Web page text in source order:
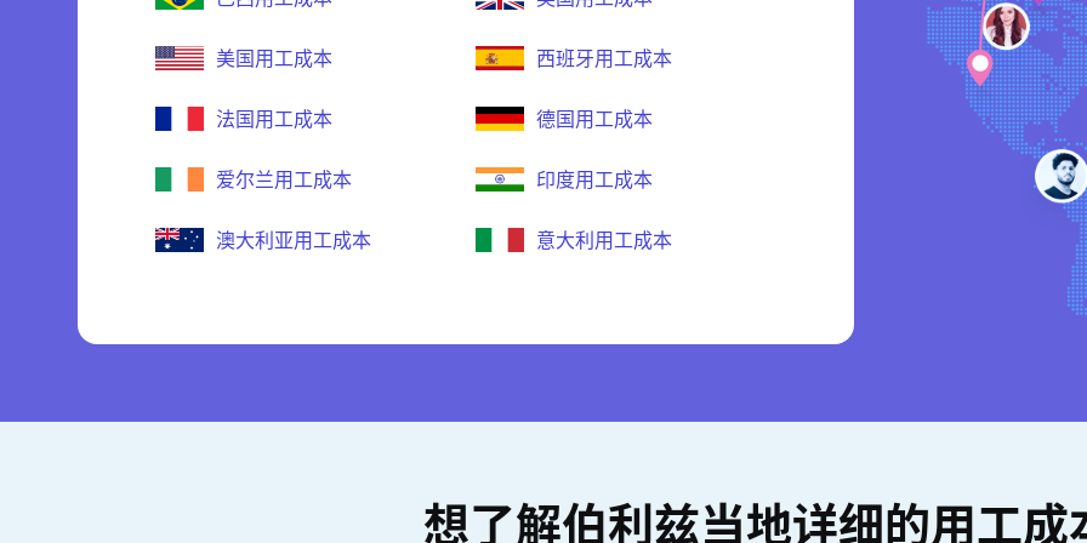
美国用工成本 西班牙用工成本
法国用工成本 德国用工成本
爱尔兰用工成本 印度用工成本
澳大利亚用工成本 意大利用工成本
想了解伯利兹当地详细的用工成